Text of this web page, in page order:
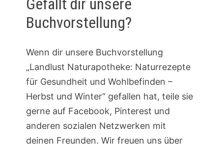
Gefällt dir unsere
Buchvorstellung?
Wenn dir unsere Buchvorstellung
„Landlust Naturapotheke: Naturrezepte
für Gesundheit und Wohlbefinden –
Herbst und Winter“ gefallen hat, teile sie
gerne auf Facebook, Pinterest und
anderen sozialen Netzwerken mit
deinen Freunden. Wir freuen uns über